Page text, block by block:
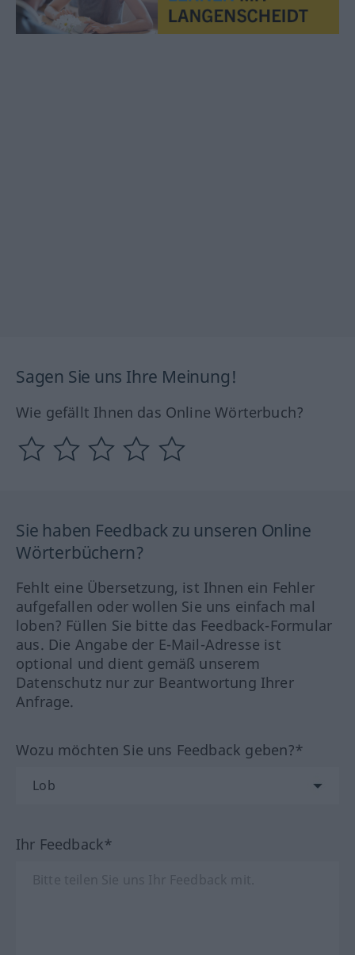
Sagen Sie uns Ihre Meinung!
Wie gefällt Ihnen das Online Wörterbuch?
Sie haben Feedback zu unseren Online
Wörterbüchern?
Fehlt eine Übersetzung, ist Ihnen ein Fehler
aufgefallen oder wollen Sie uns einfach mal
loben? Füllen Sie bitte das Feedback-Formular
aus. Die Angabe der E-Mail-Adresse ist
optional und dient gemäß unserem
Datenschutz nur zur Beantwortung Ihrer
Anfrage.
Wozu möchten Sie uns Feedback geben?*
Ihr Feedback*